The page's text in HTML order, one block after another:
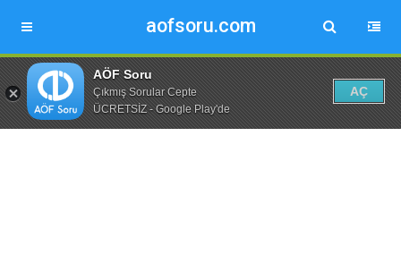
aofsoru.com
AÖF Soru
Çıkmış Sorular Cepte
ÜCRETSİZ - Google Play'de
AÇ